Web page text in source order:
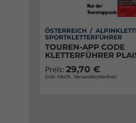
ÖSTERREICH /
SPORTKLETTERFÜHRER
TOUREN-APP CODE
KLETTERFÜHRER
Preis: 29,70 €
(inkl. MwSt., Versandkostenfrei)